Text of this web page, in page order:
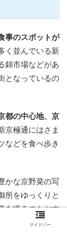
事のスポットが
く並んでいる新
錦市場などがあ
となっているの
都の中心地、京
京極通にはさま
などを食べ歩き
かな京野菜の写
所をゆっくりと
を撮るのもおす
サイドバー